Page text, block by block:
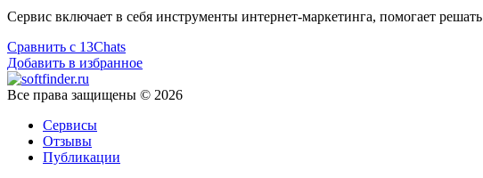
Сервис включает в себя инструменты интернет-маркетинга, помогает
Сравнить с 13Chats
Добавить в избранное
Все права защищены © 2026
Сервисы
Отзывы
Публикации